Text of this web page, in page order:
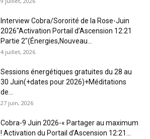
Interview Cobra/Sororité de la Rose-Juin
2026″Activation Portail d’Ascension 12:21
Partie 2″(Énergies,Nouveau...
4 juillet, 2026
Sessions énergétiques gratuites du 28 au
30 Juin(+dates pour 2026)+Méditations
de...
27 juin, 2026
Cobra-9 Juin 2026-« Partager au maximum
! Activation du Portail d’Ascension 12:21...